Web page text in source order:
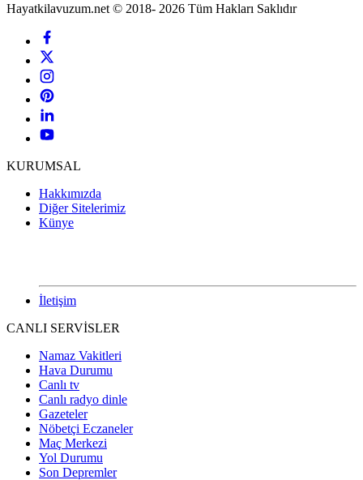
Hayatkilavuzum.net © 2018- 2026 Tüm Hakları Saklıdır
KURUMSAL
Hakkımızda
Diğer Sitelerimiz
Künye
İletişim
CANLI SERVİSLER
Namaz Vakitleri
Hava Durumu
Canlı tv
Canlı radyo dinle
Gazeteler
Nöbetçi Eczaneler
Maç Merkezi
Yol Durumu
Son Depremler